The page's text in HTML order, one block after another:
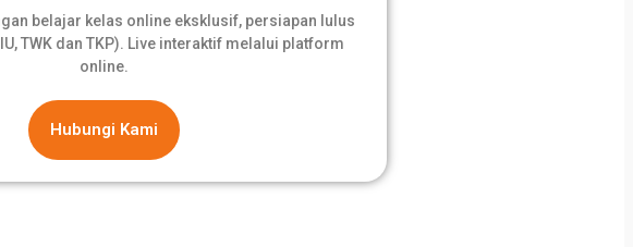
belajar kelas online eksklusif, persiapan lulus
TWK dan TKP). Live interaktif melalui platform
online.
Hubungi Kami